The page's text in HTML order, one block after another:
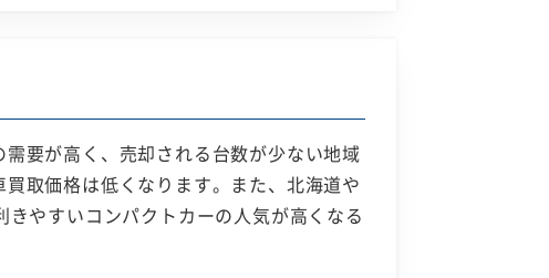
要が高く、売却される台数が少ない地域
取価格は低くなります。また、北海道や
やすいコンパクトカーの人気が高くなる